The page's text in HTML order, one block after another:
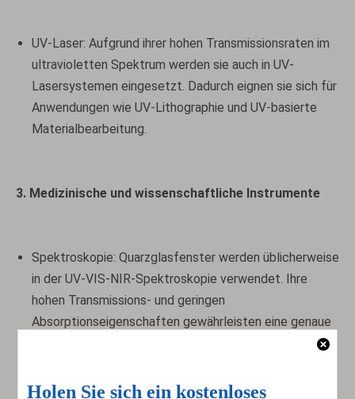
UV-Laser: Aufgrund ihrer hohen Transmissionsraten im
ultravioletten Spektrum werden sie auch in UV-
Lasersystemen eingesetzt. Dadurch eignen sie sich für
Anwendungen wie UV-Lithographie und UV-basierte
Materialbearbeitung.
3. Medizinische und wissenschaftliche Instrumente
Spektroskopie: Quarzglasfenster werden üblicherweise
in der UV-VIS-NIR-Spektroskopie verwendet. Ihre
hohen Transmissions- und geringen
Absorptionseigenschaften gewährleisten eine genaue